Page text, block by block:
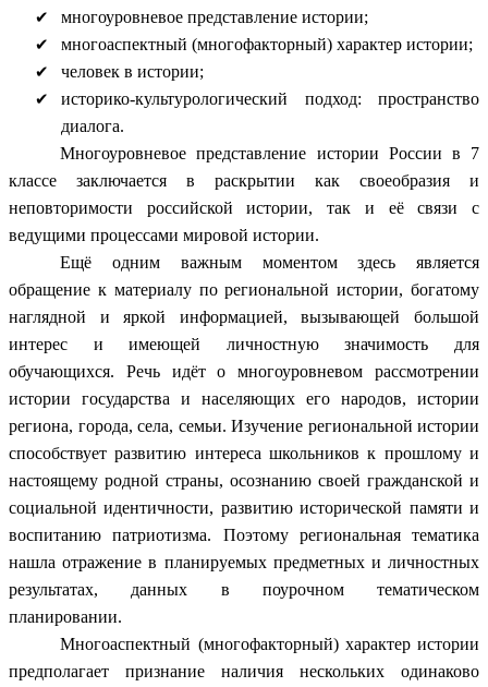
многоуровневое представление истории;
многоаспектный (многофакторный) характер истории;
человек в истории;
историко-культурологический подход: пространство
диалога.
Многоуровневое представление истории России в 7
классе заключается в раскрытии как своеобразия и
неповторимости российской истории, так и её связи с
ведущими процессами мировой истории.
Ещё одним важным моментом здесь является
обращение к материалу по региональной истории, богатому
наглядной и яркой информацией, вызывающей большой
интерес и имеющей личностную значимость для
обучающихся. Речь идёт о многоуровневом рассмотрении
истории государства и населяющих его народов, истории
региона, города, села, семьи. Изучение региональной истории
способствует развитию интереса школьников к прошлому и
настоящему родной страны, осознанию своей гражданской и
социальной идентичности, развитию исторической памяти и
воспитанию патриотизма. Поэтому региональная тематика
нашла отражение в планируемых предметных и личностных
результатах, данных в поурочном тематическом
планировании.
Многоаспектный (многофакторный) характер истории
предполагает признание наличия нескольких одинаково